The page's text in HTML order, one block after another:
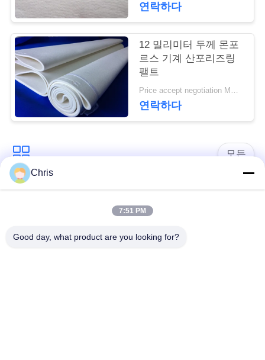
스
인
용
문
을
요
구
요
연락하다
12 밀리미터 두께 몬포
르스 기계 산포리즈링
팰트
Price accept negotiation MOQ:1개 조각
연락하다
모든
비 부직물 산업용 롤러
패널
산업용 벨트
Chris
7:51 PM
Good day, what product are you looking for?